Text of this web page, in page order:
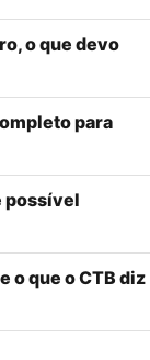
o que devo
para
possível
o que o CTB diz